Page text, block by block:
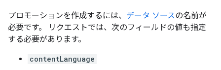
プロモーションを作成するには、 データ ソースの名前が
必要です。 リクエストでは、次のフィールドの値も指定
する必要があります。
contentLanguage